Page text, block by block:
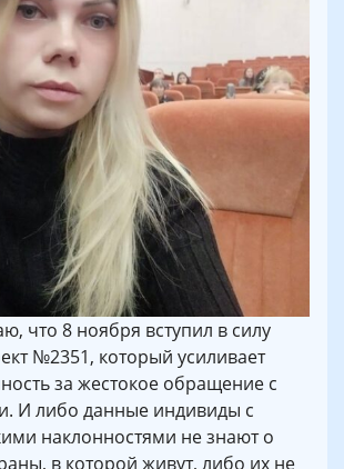
что 8 ноября вступил в силу
№2351, который усиливает
за жестокое обращение с
И либо данные индивиды с
наклонностями не знают о
в которой живут, либо их не